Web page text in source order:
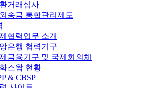
거래심사
송금 통합관리제도
협력업무 소개
은행 협력기구
금융기구 및 국제회의체
스왑 현황
& CBSP